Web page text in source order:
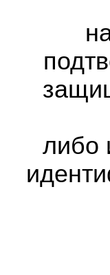
либо